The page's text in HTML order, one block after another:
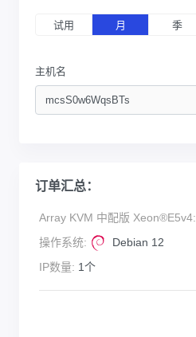
试用 月 季
主机名
订单汇总：
Array KVM 中配版 Xeon®E5v4:
操作系统:
Debian 12
IP数量: 1个